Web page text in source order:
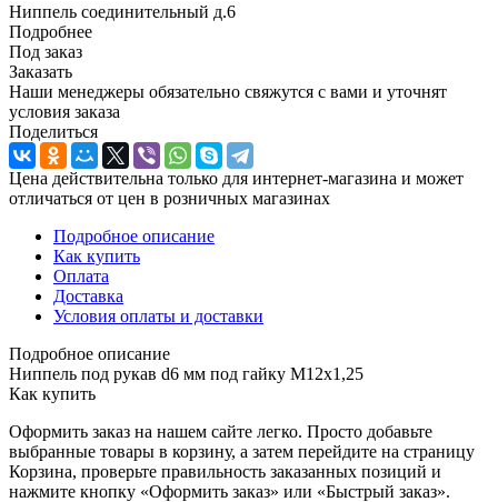
Ниппель соединительный д.6
Подробнее
Под заказ
Заказать
Наши менеджеры обязательно свяжутся с вами и уточнят
условия заказа
Поделиться
Цена действительна только для интернет-магазина и может
отличаться от цен в розничных магазинах
Подробное описание
Как купить
Оплата
Доставка
Условия оплаты и доставки
Подробное описание
Ниппель под рукав d6 мм под гайку М12х1,25
Как купить
Оформить заказ на нашем сайте легко. Просто добавьте
выбранные товары в корзину, а затем перейдите на страницу
Корзина, проверьте правильность заказанных позиций и
нажмите кнопку «Оформить заказ» или «Быстрый заказ».